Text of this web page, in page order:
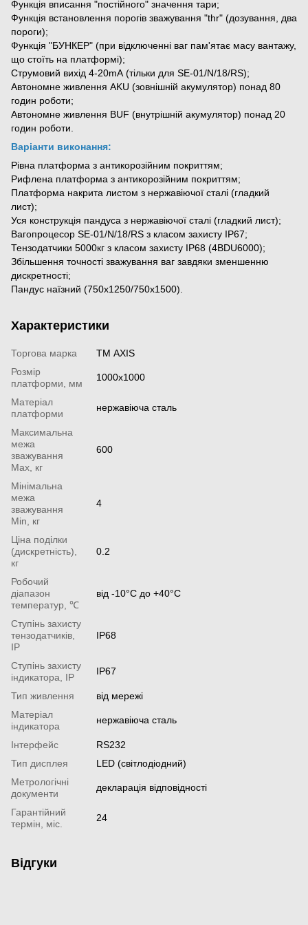
Функція вписання "постійного" значення тари;
Функція встановлення порогів зважування "thr" (дозування, два
пороги);
Функція "БУНКЕР" (при відключенні ваг пам'ятає масу вантажу,
що стоїть на платформі);
Струмовий вихід 4-20mА (тільки для SE-01/N/18/RS);
Автономне живлення AKU (зовнішній акумулятор) понад 80
годин роботи;
Автономне живлення BUF (внутрішній акумулятор) понад 20
годин роботи.
Варіанти виконання:
Рівна платформа з антикорозійним покриттям;
Рифлена платформа з антикорозійним покриттям;
Платформа накрита листом з нержавіючої сталі (гладкий
лист);
Уся конструкція пандуса з нержавіючої сталі (гладкий лист);
Вагопроцесор SE-01/N/18/RS з класом захисту ІР67;
Тензодатчики 5000кг з класом захисту ІР68 (4BDU6000);
Збільшення точності зважування ваг завдяки зменшенню
дискретності;
Пандус наїзний (750х1250/750х1500).
Характеристики
Торгова марка
ТМ AXIS
Розмір
платформи, мм
1000x1000
Матеріал
платформи
нержавіюча сталь
Максимальна
межа
зважування
Мах, кг
600
Мінімальна
межа
зважування
Min, кг
4
Ціна поділки
(дискретність),
кг
0.2
Робочий
діапазон
температур, ℃
від -10°С до +40°С
Ступінь захисту
тензодатчиків,
IP
IP68
Ступінь захисту
індикатора, IP
IP67
Тип живлення
від мережі
Матеріал
індикатора
нержавіюча сталь
Інтерфейс
RS232
Тип дисплея
LED (світлодіодний)
Метрологічні
документи
декларація відповідності
Гарантійний
термін, міс.
24
Відгуки